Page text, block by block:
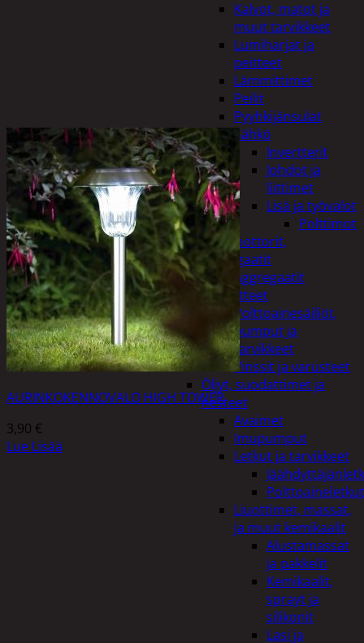
Kalvot, matot ja
muut tarvikkeet
Lumiharjat ja
peitteet
Lämmittimet
Peilit
Pyyhkijänsulat
Sähkö
Invertterit
Johdot ja
liittimet
Lisä ja työvalot
Polttimot
Irtomoottorit,
aggregaatit
Aggregaatit
Lisälaitteet
Polttoainesäiliöt,
pumput ja
tarvikkeet
Vinssit ja varusteet
Öljyt, suodattimet ja
nesteet
Avaimet
Imupumput
Letkut ja tarvikkeet
Polttoaineletkut
Liuottimet, massat,
ja muut kemikaalit
Alustamassat
ja pakkelit
Kemikaalit,
sprayt ja
silikonit
Lasi ja
AURINKOKENNOVALO HIGH TOWER
3,90 €
Lue Lisää